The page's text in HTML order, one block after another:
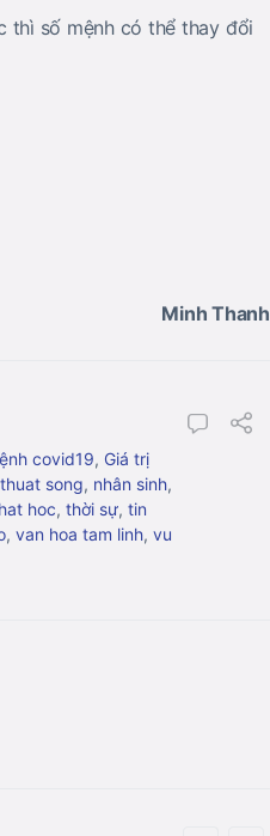
thì số mệnh có thể thay đổi
Minh Thanh
covid19, Giá trị
song, nhân sinh,
hoc, thời sự, tin
, van hoa tam linh, vu